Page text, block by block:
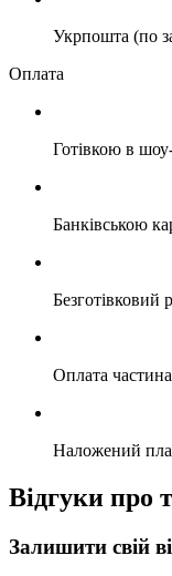
Укрпошта (по
Оплата
Готівкою в
Банківською
Безготівковий
Оплата
Наложений
Відгуки про
Залишити свій